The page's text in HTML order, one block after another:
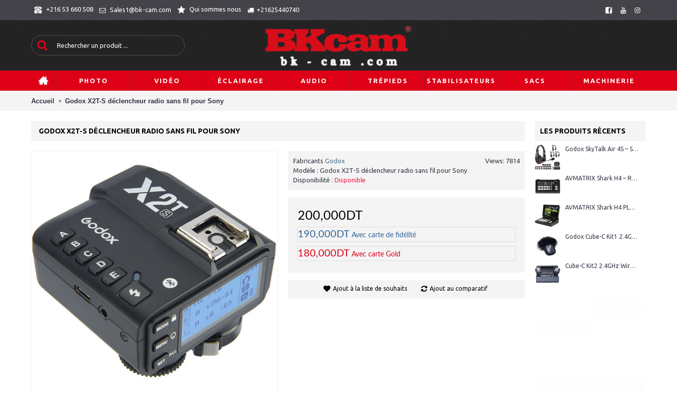
+216 53 660 508 Sales1@bk-cam.com Qui sommes nous +21625440740
PHOTO VIDÉO ÉCLAIRAGE AUDIO TRÉPIEDS STABILISATEURS SACS MACHINERIE
Accueil Godox X2T-S déclencheur radio sans fil pour Sony
LES PRODUITS RÉCENTS
Godox SkyTalk Air 4S – Système d’intercom sans fil Full-Duplex
AVMATRIX Shark H4 – Régie vidéo HDMI 4 canaux
AVMATRIX Shark H4 PLUS – Régie vidéo HDMI 4 canaux
Godox Cube-C Kit1 2.4GHz Wireless Microphone
Cube-C Kit2 2.4GHz Wireless Microphone
GODOX X2T-S DÉCLENCHEUR RADIO SANS FIL POUR SONY
Views: 7814
Fabricants Godox
Modèle : Godox X2T-S déclencheur radio sans fil pour Sony
Disponibilité : Disponible
200,000DT
190,000DT Avec carte de fidélité
180,000DT Avec carte Gold
Ajout à la liste de souhaits Ajout au comparatif